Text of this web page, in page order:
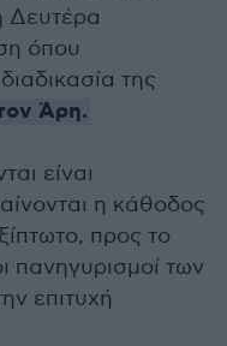
Δευτέρα
όπου
της
Άρη.
είναι
η κάθοδος
προς το
πανηγυρισμοί των
επιτυχή